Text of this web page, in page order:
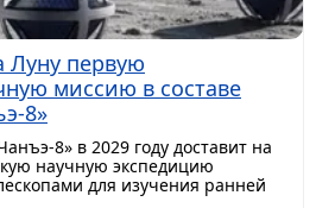
Луну первую
миссию в составе
8»
8» в 2029 году доставит на
научную экспедицию
для изучения ранней